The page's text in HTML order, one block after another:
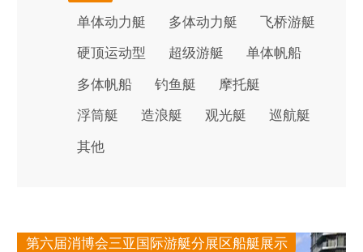
单体动力艇 多体动力艇 飞桥游艇
硬顶运动型 超级游艇 单体帆船
多体帆船 钓鱼艇 摩托艇
浮筒艇 造浪艇 观光艇 巡航艇
其他
第六届消博会三亚国际游艇分展区船艇展示